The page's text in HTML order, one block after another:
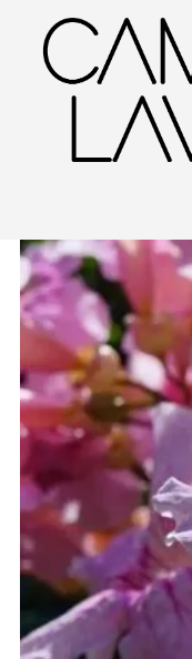
Inicio Planta Plantas